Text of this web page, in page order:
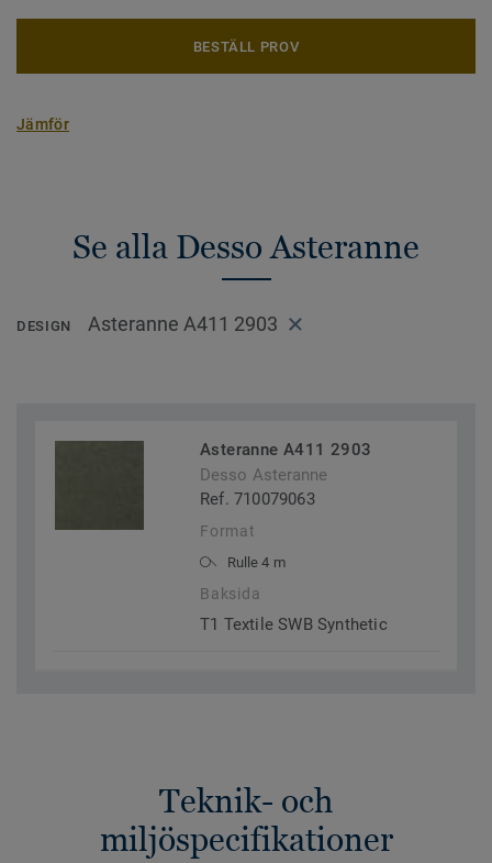
BESTÄLL PROV
Jämför
Se alla Desso Asteranne
DESIGN Asteranne A411 2903
Asteranne A411 2903
Desso Asteranne
Ref. 710079063
Format
Rulle 4 m
Baksida
T1 Textile SWB Synthetic
Teknik- och
miljöspecifikationer